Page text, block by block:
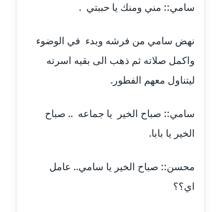
عاملة
مدونة بيان هدية
عاملة
عاملة
مدونة تسنيم فضالي
عاملة
مدونة جاد كريم
عاملة
سامي:: مني ومنك يا حببتي .
نهض سامي من فرشه وبدء في الوضوء
واكمل صلاته ثم ذهب الى بقيه اسرته
ليتناول معهم الفطور.
سامي:: صباح الخير يا جماعه .. صباح
الخير يا بابا.
محسن:: صباح الخير يا سامي.. عامل
اي؟؟